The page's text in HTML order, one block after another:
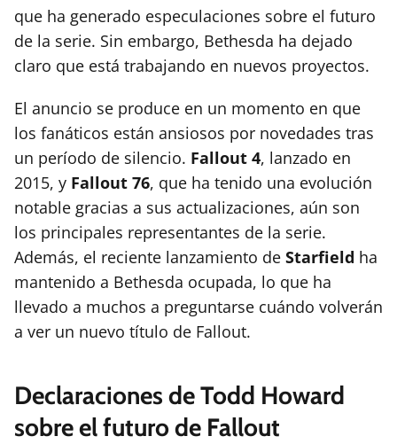
que ha generado especulaciones sobre el futuro
de la serie. Sin embargo, Bethesda ha dejado
claro que está trabajando en nuevos proyectos.
El anuncio se produce en un momento en que
los fanáticos están ansiosos por novedades tras
un período de silencio. Fallout 4, lanzado en
2015, y Fallout 76, que ha tenido una evolución
notable gracias a sus actualizaciones, aún son
los principales representantes de la serie.
Además, el reciente lanzamiento de Starfield ha
mantenido a Bethesda ocupada, lo que ha
llevado a muchos a preguntarse cuándo volverán
a ver un nuevo título de Fallout.
Declaraciones de Todd Howard
sobre el futuro de Fallout